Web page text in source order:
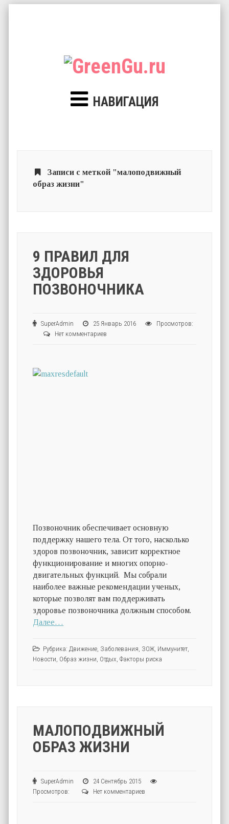
НАВИГАЦИЯ
Записи с меткой "малоподвижный
образ жизни"
9 ПРАВИЛ ДЛЯ
ЗДОРОВЬЯ
ПОЗВОНОЧНИКА
SuperAdmin 25 Январь 2016
Просмотров:
Нет комментариев
Позвоночник обеспечивает основную
поддержку нашего тела. От того, насколько
здоров позвоночник, зависит корректное
функционирование и многих опорно-
двигательных функций. Мы собрали
наиболее важные рекомендации ученых,
которые позволят вам поддерживать
здоровье позвоночника должным способом.
Далее…
Рубрика:Движение, Заболевания, ЗОЖ, Иммунитет,
Новости, Образ жизни, Отдых,Факторы риска
МАЛОПОДВИЖНЫЙ
ОБРАЗ ЖИЗНИ
SuperAdmin
24 Сентябрь 2015
Просмотров:
Нет комментариев